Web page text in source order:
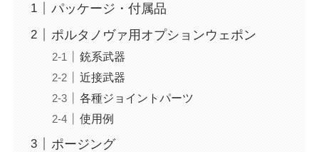
パッケージ・付属品
ポルタノヴァ用オプションウェポン
銃系武器
近接武器
各種ジョイントパーツ
使用例
ポージング